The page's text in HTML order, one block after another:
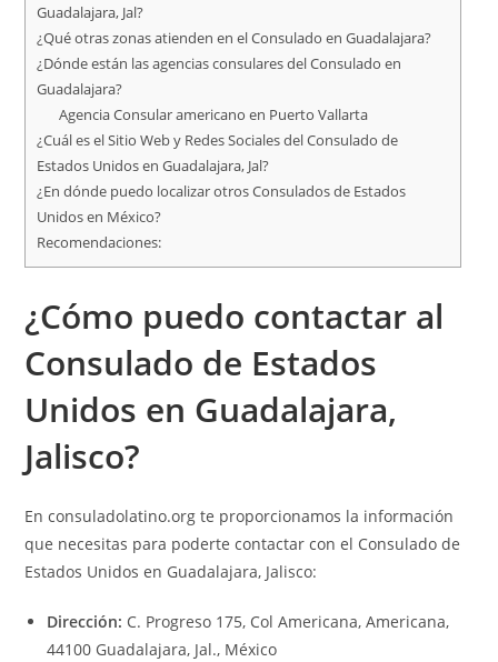
Guadalajara, Jal?
¿Qué otras zonas atienden en el Consulado en Guadalajara?
¿Dónde están las agencias consulares del Consulado en
Guadalajara?
Agencia Consular americano en Puerto Vallarta
¿Cuál es el Sitio Web y Redes Sociales del Consulado de
Estados Unidos en Guadalajara, Jal?
¿En dónde puedo localizar otros Consulados de Estados
Unidos en México?
Recomendaciones:
¿Cómo puedo contactar al
Consulado de Estados
Unidos en Guadalajara,
Jalisco?
Enconsuladolatino.org te proporcionamos la información
que necesitas para poderte contactar con el Consulado de
Estados Unidos en Guadalajara, Jalisco:
Dirección: C. Progreso 175, Col Americana, Americana,
44100 Guadalajara, Jal., México